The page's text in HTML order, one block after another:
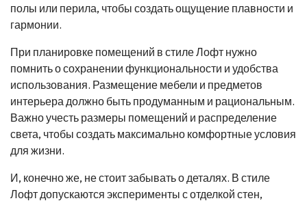
полы или перила, чтобы создать ощущение плавности и
гармонии.
При планировке помещений в стиле Лофт нужно
помнить о сохранении функциональности и удобства
использования. Размещение мебели и предметов
интерьера должно быть продуманным и рациональным.
Важно учесть размеры помещений и распределение
света, чтобы создать максимально комфортные условия
для жизни.
И, конечно же, не стоит забывать о деталях. В стиле
Лофт допускаются эксперименты с отделкой стен,